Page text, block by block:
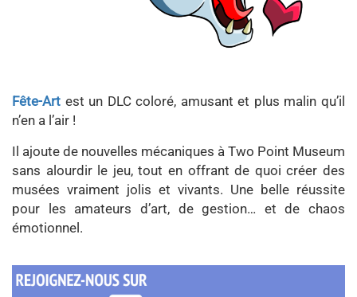
Fête-Art est un DLC coloré, amusant et plus malin qu’il
n’en a l’air !
Il ajoute de nouvelles mécaniques à Two Point Museum
sans alourdir le jeu, tout en offrant de quoi créer des
musées vraiment jolis et vivants. Une belle réussite
pour les amateurs d’art, de gestion… et de chaos
émotionnel.